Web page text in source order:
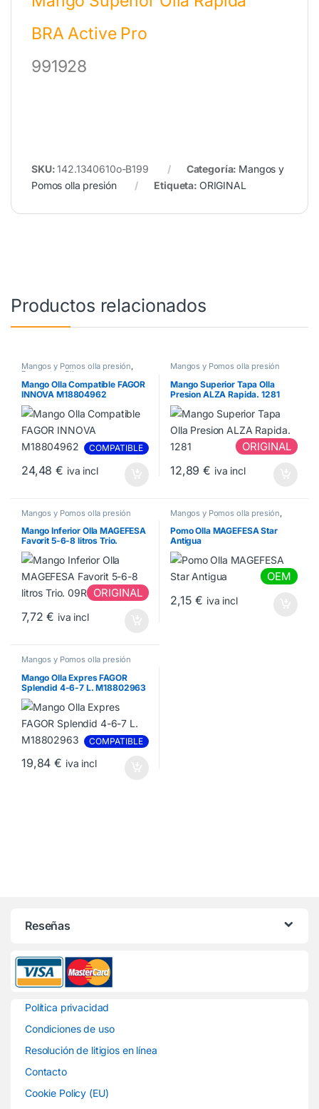
BRA Active Pro
991928
SKU:142.1340610o-B199 Categoría: Mangos y
Pomos olla presión
Etiqueta: ORIGINAL
Productos relacionados
Mangos y Pomos olla presión,
Repuestos Olla
Mango Olla Compatible FAGOR
INNOVA M18804962
COMPATIBLE
24,48€ iva incl
Mangos y Pomos olla presión
Mango Superior Tapa Olla
Presion ALZA Rapida. 1281
ORIGINAL
12,89€ iva incl
Mangos y Pomos olla presión
Mango Inferior Olla MAGEFESA
Favorit 5-6-8 litros Trio.
09REMEMIFAV
ORIGINAL
7,72€ iva incl
Mangos y Pomos olla presión,
Repuestos Olla
Pomo Olla MAGEFESA Star
Antigua
OEM
2,15€ iva incl
Mangos y Pomos olla presión
Mango Olla Expres FAGOR
Splendid 4-6-7 L. M18802963
COMPATIBLE
19,84€ iva incl
Reseñas
Política privacidad
Condiciones de uso
Resolución de litigios en línea
Contacto
Cookie Policy (EU)